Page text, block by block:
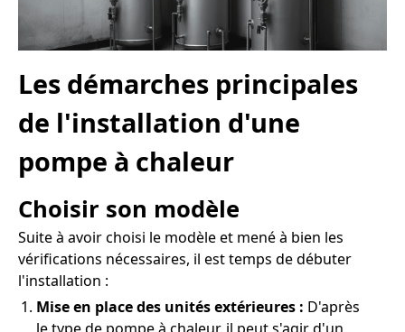
Les démarches principales
de l'installation d'une
pompe à chaleur
Choisir son modèle
Suite à avoir choisi le modèle et mené à bien les
vérifications nécessaires, il est temps de débuter
l'installation :
Mise en place des unités extérieures : D'après
le type de pompe à chaleur, il peut s'agir d'un